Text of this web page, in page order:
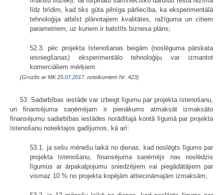
līdz brīdim, kad tiks gūta pilnīga pārliecība, ka eksperimentālā
tehnoloģija atbilst plānotajiem kvalitātes, ražīguma un citiem
parametriem, uz kuriem ir balstīts biznesa plāns;
52.3. pēc projekta īstenošanas beigām (noslēguma pārskata
iesniegšanas) eksperimentālo tehnoloģiju var izmantot
komerciāliem mērķiem.
(Grozīts ar MK25.07.2017. noteikumiem Nr. 423)
53. Sadarbības iestāde var izbeigt līgumu par projekta īstenošanu,
un finansējuma saņēmējam ir pienākums atmaksāt izmaksāto
finansējumu sadarbības iestādes norādītajā kontā līgumā par projekta
īstenošanu noteiktajos gadījumos, kā arī:
53.1. ja sešu mēnešu laikā no dienas, kad noslēgts līgums par
projekta īstenošanu, finansējuma saņēmējs nav noslēdzis
līgumus ar ārpakalpojumu sniedzējiem vai piegādātājiem par
vismaz 10 % no projekta kopējām attiecināmajām izmaksām;